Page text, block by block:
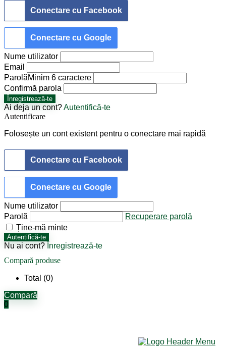
Conectare cu Facebook
Conectare cu Google
Nume utilizator
Email
ParolăMinim 6 caractere
Confirmă parola
Înregistrează-te
Ai deja un cont?Autentifică-te
Autentificare
Folosește un cont existent pentru o conectare mai rapidă
Conectare cu Facebook
Conectare cu Google
Nume utilizator
Parolă
Recuperare parolă
Ține-mă minte
Autentifică-te
Nu ai cont? Înregistrează-te
Compară produse
Total (0)
Compară
0